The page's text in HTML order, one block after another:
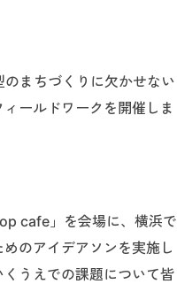
のまちづくりに欠かせない
ールドワークを開催しま
cafe」を会場に、横浜で
のアイデアソンを実施し
うえでの課題について皆